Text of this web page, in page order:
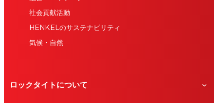
社会貢献活動
HENKELのサステナビリティ
気候・自然
ロックタイトについて